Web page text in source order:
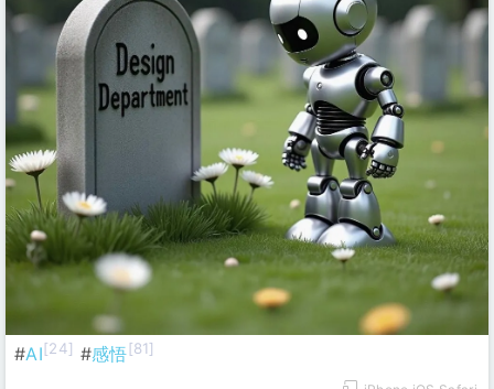
#AI[24] #感悟[81]